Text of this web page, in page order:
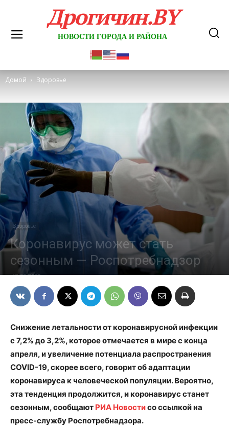
Дрогичин.BY
НОВОСТИ ГОРОДА И РАЙОНА
Домой Здоровье
Здоровье
Коронавирус может стать
сезонным — Роспотребнадзор
18/09/2020
Снижение летальности от коронавирусной инфекции
с 7,2% до 3,2%, которое отмечается в мире с конца
апреля, и увеличение потенциала распространения
COVID-19, скорее всего, говорит об адаптации
коронавируса к человеческой популяции. Вероятно,
эта тенденция продолжится, и коронавирус станет
сезонным, сообщают РИА Новостисо ссылкой на
пресс-службу Роспотребнадзора.